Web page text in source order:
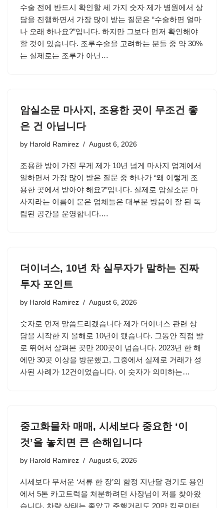
수술 전에 반드시 확인할 세 가지 숫자 제가 병원에서 상
담을 진행하면서 가장 많이 받는 질문은 “수술하면 얼마
나 오래 하나요?”입니다. 하지만 그보다 먼저 확인해야
할 것이 있습니다. 조루수술을 고려하는 분들 중 약 30%
는 실제로는 조루가 아닌…
암실소문 마사지, 조용한 곳이 무조건 좋
은 건 아닙니다
by Harold Ramirez August 6, 2026
조용한 방이 가진 무게 제가 10년 넘게 마사지 업계에서
일하면서 가장 많이 받은 질문 중 하나가 “왜 이렇게 조
용한 곳에서 받아야 해요?”입니다. 실제로 암실소문 마
사지라는 이름이 붙은 업체들은 대부분 방음이 잘 된 독
립된 공간을 운영합니다.…
더이너스, 10년 차 실무자가 말하는 진짜
투자 포인트
by Harold Ramirez August 6, 2026
숫자로 먼저 말씀드리겠습니다 제가 더이너스 관련 상
담을 시작한 지 올해로 10년이 됐습니다. 그동안 직접 발
로 뛰어서 살펴본 곳만 200곳이 넘습니다. 2023년 한 해
에만 30곳 이상을 방문했고, 그중에서 실제로 거래가 성
사된 사례가 12건이었습니다. 이 숫자가 의미하는…
중고화물차 매매, 시세보다 중요한 ‘이
것’을 놓치면 큰 손해입니다
by Harold Ramirez August 6, 2026
시세보다 무서운 ‘서류 한 장’의 함정 지난달 경기도 용인
에서 5톤 카고트럭을 처분하려던 사장님이 저를 찾아왔
습니다. 차량 상태는 좋았고 주행거리도 20만 킬로미터